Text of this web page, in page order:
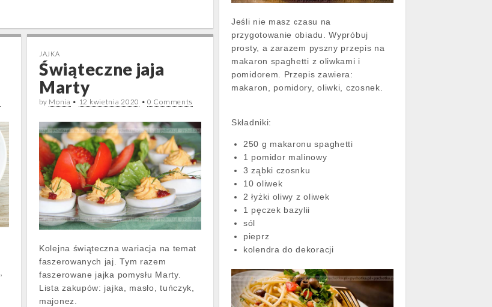
Jeśli nie masz czasu na
przygotowanie obiadu. Wypróbuj
prosty, a zarazem pyszny przepis na
makaron spaghetti z oliwkami i
pomidorem. Przepis zawiera:
makaron, pomidory, oliwki, czosnek.
Składniki:
250 g makaronu spaghetti
1 pomidor malinowy
3 ząbki czosnku
10 oliwek
2 łyżki oliwy z oliwek
1 pęczek bazylii
sól
pieprz
kolendra do dekoracji
JAJKA
Świąteczne jaja
Marty
by Monia • 12 kwietnia 2020 •0 Comments
Kolejna świąteczna wariacja na temat
faszerowanych jaj. Tym razem
faszerowane jajka pomysłu Marty.
Lista zakupów: jajka, masło, tuńczyk,
majonez.